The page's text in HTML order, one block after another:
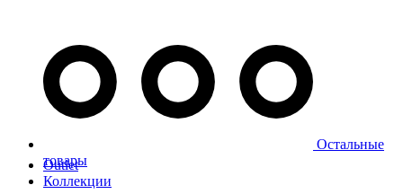
Остальные
товары
Outlet
Коллекции